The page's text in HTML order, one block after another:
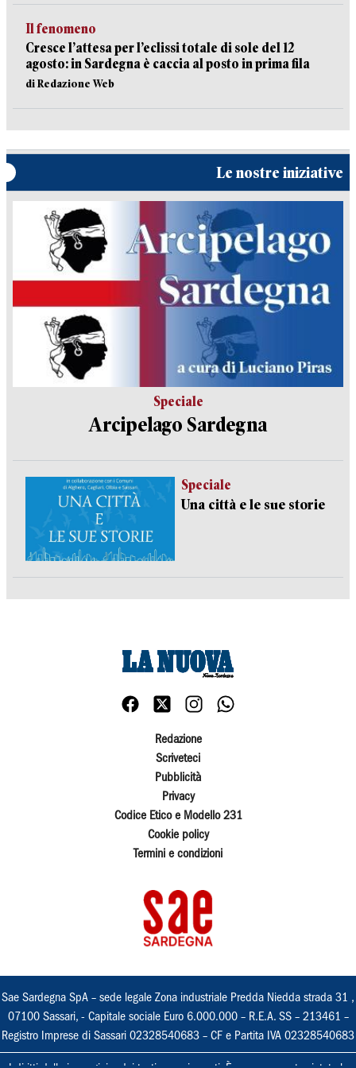
Il fenomeno
Cresce l’attesa per l’eclissi totale di sole del 12
agosto: in Sardegna è caccia al posto in prima fila
di Redazione Web
Le nostre iniziative
Speciale
Arcipelago Sardegna
Speciale
Una città e le sue storie
Redazione
Scriveteci
Pubblicità
Privacy
Codice Etico e Modello 231
Cookie policy
Termini e condizioni
Sae Sardegna SpA – sede legale Zona industriale Predda Niedda strada 31 ,
07100 Sassari, - Capitale sociale Euro 6.000.000 – R.E.A. SS – 213461 –
Registro Imprese di Sassari 02328540683 – CF e Partita IVA 02328540683